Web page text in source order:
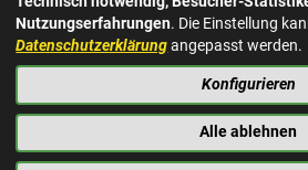
Tel.: 04743 937-2300
KONTAKT
IMPRESSUM
BARRIEREFREIHEIT
Nutzungserfahrungen. Die Einstellung
Datenschutzerklärungangepasst werden.
Konfigurieren
Alle ablehnen